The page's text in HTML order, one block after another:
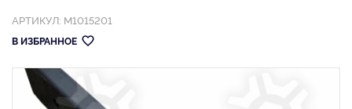
АРТИКУЛ: M1015201
В ИЗБРАННОЕ